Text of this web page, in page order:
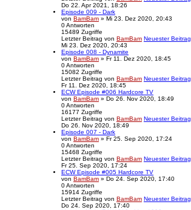
Do 22. Apr 2021, 18:26
Episode 009 - Dark
von BamBam » Mi 23. Dez 2020, 20:43
0Antworten
15489 Zugriffe
Letzter Beitrag von BamBam Neuester Beitrag
Mi 23. Dez 2020, 20:43
Episode 008 - Dynamite
von BamBam » Fr 11. Dez 2020, 18:45
0Antworten
15082 Zugriffe
Letzter Beitrag von BamBam Neuester Beitrag
Fr 11. Dez 2020, 18:45
ECW Episode #006 Hardcore TV
von BamBam » Do 26. Nov 2020, 18:49
0Antworten
16177 Zugriffe
Letzter Beitrag von BamBam Neuester Beitrag
Do 26. Nov 2020, 18:49
Episode 007 - Dark
von BamBam » Fr 25. Sep 2020, 17:24
0Antworten
15468 Zugriffe
Letzter Beitrag von BamBam Neuester Beitrag
Fr 25. Sep 2020, 17:24
ECW Episode #005 Hardcore TV
von BamBam » Do 24. Sep 2020, 17:40
0Antworten
15914 Zugriffe
Letzter Beitrag von BamBam Neuester Beitrag
Do 24. Sep 2020, 17:40